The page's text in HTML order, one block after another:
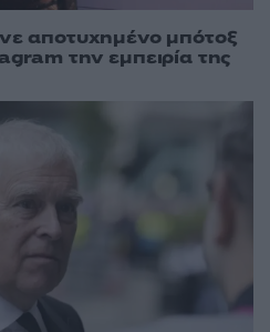
αποτυχημένο μπότοξ
την εμπειρία της